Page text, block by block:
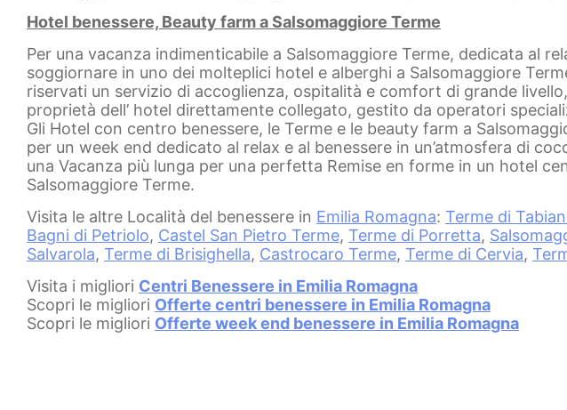
Hotel benessere, Beauty farm a Salsomaggiore Terme
Per una vacanza indimenticabile a Salsomaggiore Terme, dedicata al
soggiornare in uno dei molteplici hotel e alberghi a Salsomaggiore
riservati un servizio di accoglienza, ospitalità e comfort di grande
proprietà dell’ hotel direttamente collegato, gestito da operatori
Gli Hotel con centro benessere, le Terme e le beauty farm a
per un week end dedicato al relax e al benessere in un’atmosfera di
una Vacanza più lunga per una perfetta Remise en forme in un hotel
Salsomaggiore Terme.
Visita le altre Località del benessere in Emilia Romagna: Terme di
Bagni di Petriolo, Castel San Pietro Terme, Terme di Porretta,
Salvarola, Terme di Brisighella, Castrocaro Terme, Terme di Cervia,
Visita i migliori Centri Benessere in Emilia Romagna
Scopri le migliori Offerte centri benessere in Emilia Romagna
Scopri le migliori Offerte week end benessere in Emilia Romagna